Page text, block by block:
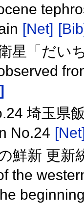
[Net]
星「だい
埼玉県
No.24
鮮新 更
the